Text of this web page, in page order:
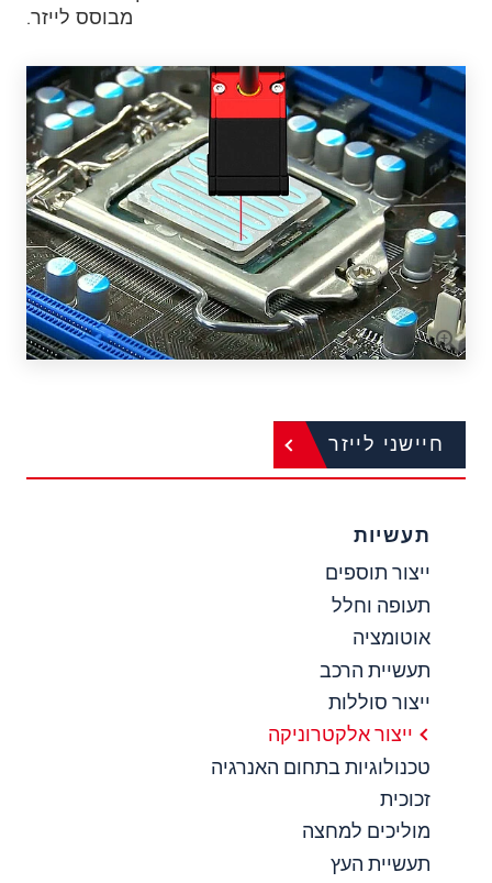
מבוסס לייזר.
חיישני לייזר
תעשיות
ייצור תוספים
תעופה וחלל
אוטומציה
תעשיית הרכב
ייצור סוללות
ייצור אלקטרוניקה
טכנולוגיות בתחום האנרגיה
זכוכית
מוליכים למחצה
תעשיית העץ